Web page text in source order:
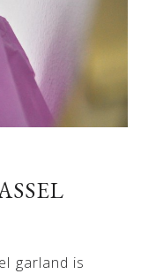
garland is